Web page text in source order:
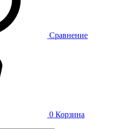
Сравнение
0 Корзина